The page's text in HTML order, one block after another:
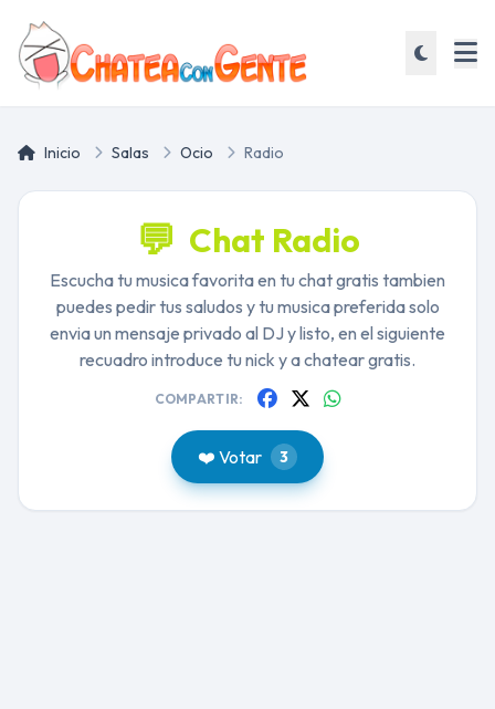
Inicio Salas Ocio Radio
💬 Chat Radio
Escucha tu musica favorita en tu chat gratis tambien
puedes pedir tus saludos y tu musica preferida solo
envia un mensaje privado al DJ y listo, en el siguiente
recuadro introduce tu nick y a chatear gratis.
COMPARTIR:
❤️ Votar 3